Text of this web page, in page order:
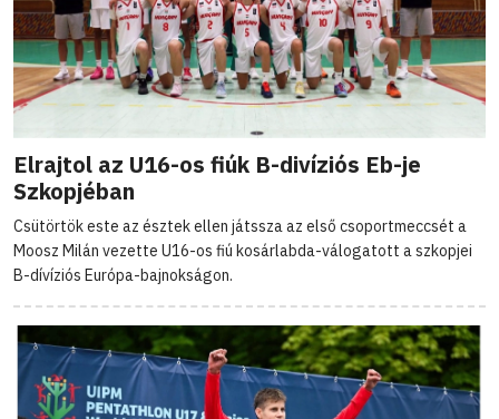
Elrajtol az U16-os fiúk B-divíziós Eb-je
Szkopjéban
Csütörtök este az észtek ellen játssza az első csoportmeccsét a
Moosz Milán vezette U16-os fiú kosárlabda-válogatott a szkopjei
B-dívíziós Európa-bajnokságon.